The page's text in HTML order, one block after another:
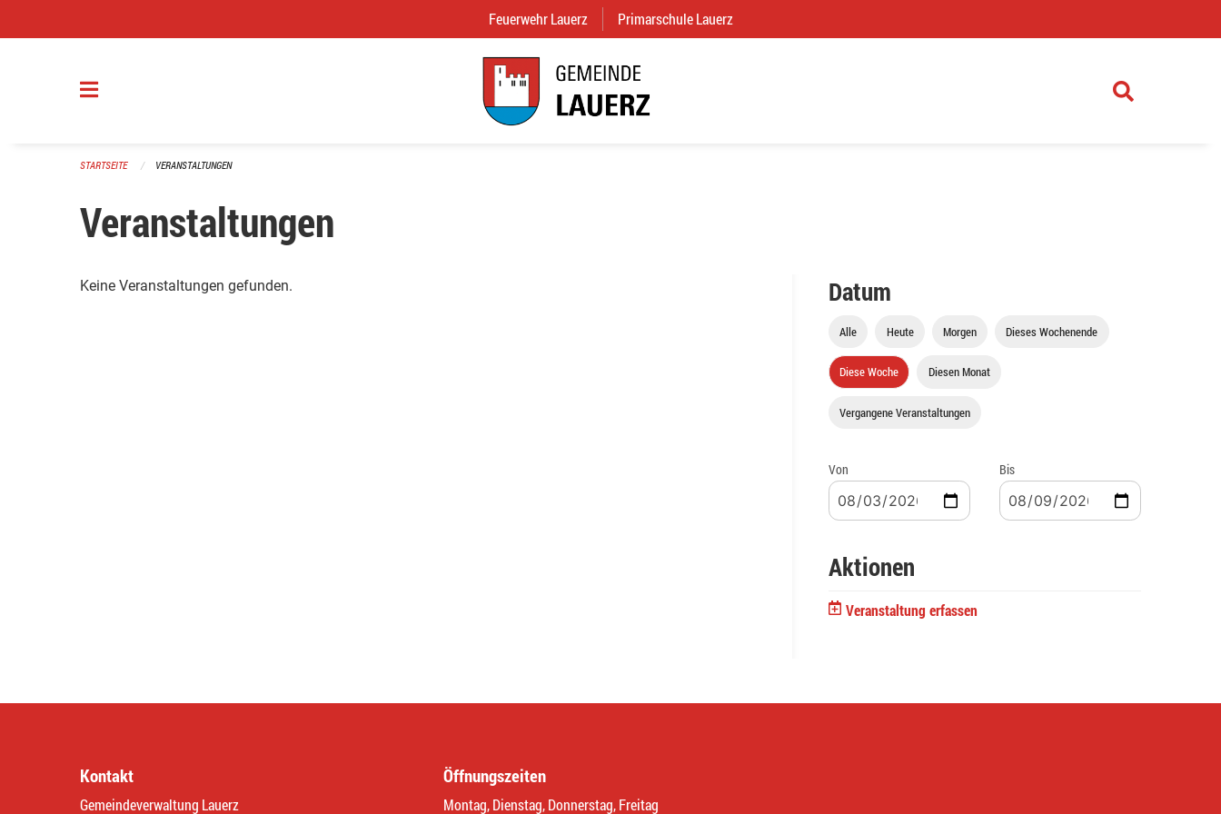
Feuerwehr Lauerz (External Link)
Primarschule Lauerz
STARTSEITE VERANSTALTUNGEN
Veranstaltungen
Keine Veranstaltungen gefunden. Datum
Alle Heute Morgen Dieses Wochenende
Diese Woche Diesen Monat
Vergangene Veranstaltungen
Von Bis
Aktionen
Veranstaltung erfassen
Kontakt
Gemeindeverwaltung Lauerz
Öffnungszeiten
Montag, Dienstag, Donnerstag, Freitag